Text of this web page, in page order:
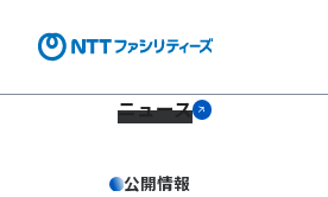
ニュース
公開情報